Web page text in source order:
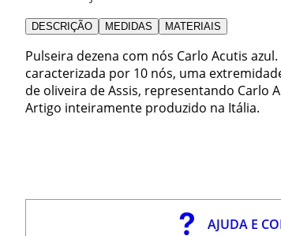
DESCRIÇÃO MEDIDAS MATERIAIS
Pulseira dezena com nós Carlo Acutis
caracterizada por 10 nós, uma
de oliveira de Assis, representando Carlo
Artigo inteiramente produzido na Itália.
AJUDA E